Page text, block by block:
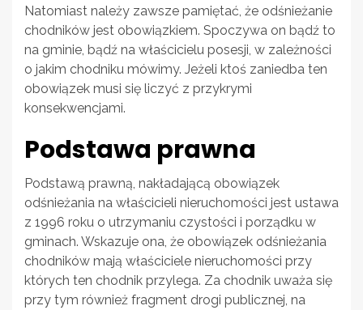
Natomiast należy zawsze pamiętać, że odśnieżanie
chodników jest obowiązkiem. Spoczywa on bądź to
na gminie, bądź na właścicielu posesji, w zależności
o jakim chodniku mówimy. Jeżeli ktoś zaniedba ten
obowiązek musi się liczyć z przykrymi
konsekwencjami.
Podstawa prawna
Podstawą prawną, nakładającą obowiązek
odśnieżania na właścicieli nieruchomości jest ustawa
z 1996 roku o utrzymaniu czystości i porządku w
gminach. Wskazuje ona, że obowiązek odśnieżania
chodników mają właściciele nieruchomości przy
których ten chodnik przylega. Za chodnik uważa się
przy tym również fragment drogi publicznej, na